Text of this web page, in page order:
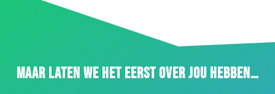
MAAR LATEN WE HET EERST OVER JOU HEBBEN…